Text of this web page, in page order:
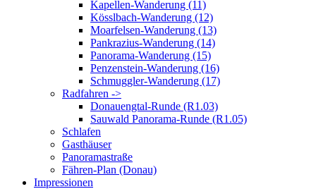
Kapellen-Wanderung (11)
Kösslbach-Wanderung (12)
Moarfelsen-Wanderung (13)
Pankrazius-Wanderung (14)
Panorama-Wanderung (15)
Penzenstein-Wanderung (16)
Schmuggler-Wanderung (17)
Radfahren ->
Donauengtal-Runde (R1.03)
Sauwald Panorama-Runde (R1.05)
Schlafen
Gasthäuser
Panoramastraße
Fähren-Plan (Donau)
Impressionen